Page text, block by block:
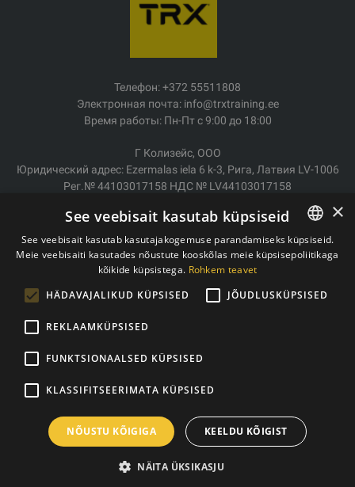
Телефон: +372 55511808
Электронная почта: info@trxtraining.ee
Время работы: Пн-Пт с 9:00 до 18:00
Г Колизейс, ООО
Юридический адрес: Ezermalas iela 6 k-3, Рига, Латвия LV-1006
Рег.№ 44103017158 НДС № LV44103017158
Доставка/возврат
Оплата
Условия покупки
Политика конфиденциальности
ESTONIAN
×
See veebisait kasutab küpsiseid
See veebisait kasutab kasutajakogemuse parandamiseks küpsiseid.
Meie veebisaiti kasutades nõustute kooskõlas meie küpsisepoliitikaga
kõikide küpsistega. Rohkem teavet
HÄDAVAJALIKUD KÜPSISED
JÕUDLUSKÜPSISED
REKLAAMKÜPSISED
FUNKTSIONAALSED KÜPSISED
KLASSIFITSEERIMATA KÜPSISED
NÕUSTU KÕIGIGA KEELDU KÕIGIST
NÄITA ÜKSIKASJU